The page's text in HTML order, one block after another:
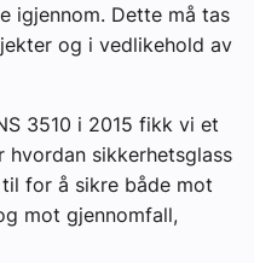
igjennom. Dette må tas
og i vedlikehold av
3510 i 2015 fikk vi et
hvordan sikkerhetsglass
for å sikre både mot
mot gjennomfall,